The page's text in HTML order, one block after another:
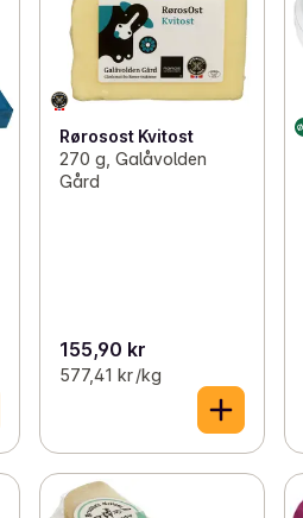
Rørosost Kvitost
270 g, Galåvolden
Gård
155,90 kr
577,41 kr /kg